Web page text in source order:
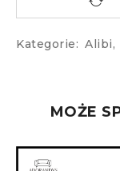
Kategorie: Alibi,
MOŻE